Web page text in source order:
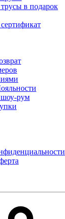
в подарок
шоу-рум